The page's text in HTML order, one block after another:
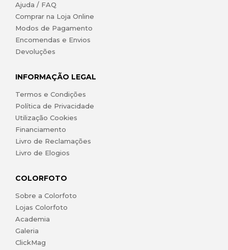
Ajuda / FAQ
Comprar na Loja Online
Modos de Pagamento
Encomendas e Envios
Devoluções
INFORMAÇÃO LEGAL
Termos e Condições
Política de Privacidade
Utilização Cookies
Financiamento
Livro de Reclamações
Livro de Elogios
COLORFOTO
Sobre a Colorfoto
Lojas Colorfoto
Academia
Galeria
ClickMag